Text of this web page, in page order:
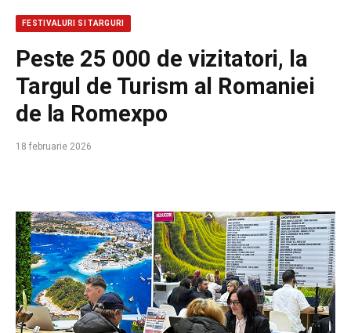
FESTIVALURI SI TARGURI
Peste 25 000 de vizitatori, la
Targul de Turism al Romaniei
de la Romexpo
18 februarie 2026